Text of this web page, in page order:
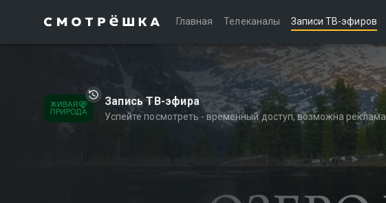
Главная Телеканалы Записи ТВ-эфиров
Запись ТВ-эфира
Успейте посмотреть - временный доступ, возможна реклама